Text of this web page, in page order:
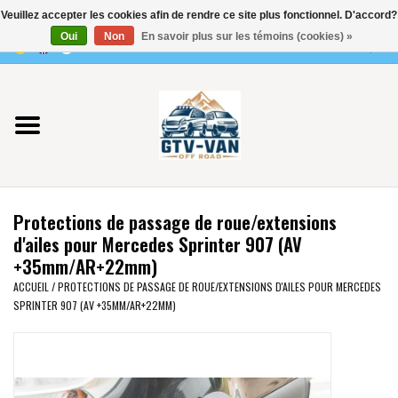
0 Articles - €0,00
Utilisez
les
flèches
haut
et
bas
pour
résultat
disponible.
sur
au
Vito / classe V - 447
Viano /Vito 639
VW T7 2025
VW T6
VW CRAFTER / MAN TGE
Protections de passage de roue/extensions
d'ailes pour Mercedes Sprinter 907 (AV
+35mm/AR+22mm)
ACCUEIL /PROTECTIONS DE PASSAGE DE ROUE/EXTENSIONS D'AILES POUR MERCEDES
SPRINTER 907 (AV +35MM/AR+22MM)
Veuillez accepter les cookies afin de rendre ce site plus fonctionnel. D'accord?
Oui
Non En savoir plus sur les témoins (cookies) »